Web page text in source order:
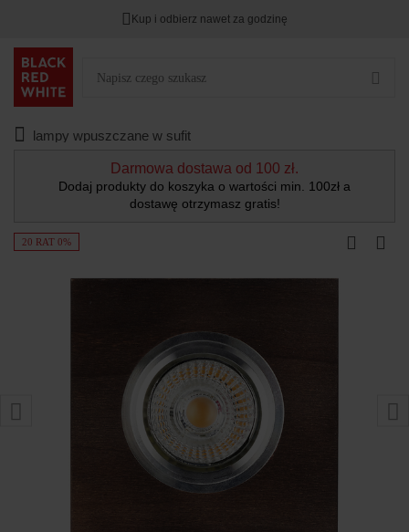
Kup i odbierz nawet za godzinę
lampy wpuszczane w sufit
Darmowa dostawa od 100 zł.
Dodaj produkty do koszyka o wartości min. 100zł a
dostawę otrzymasz gratis!
20 RAT 0%